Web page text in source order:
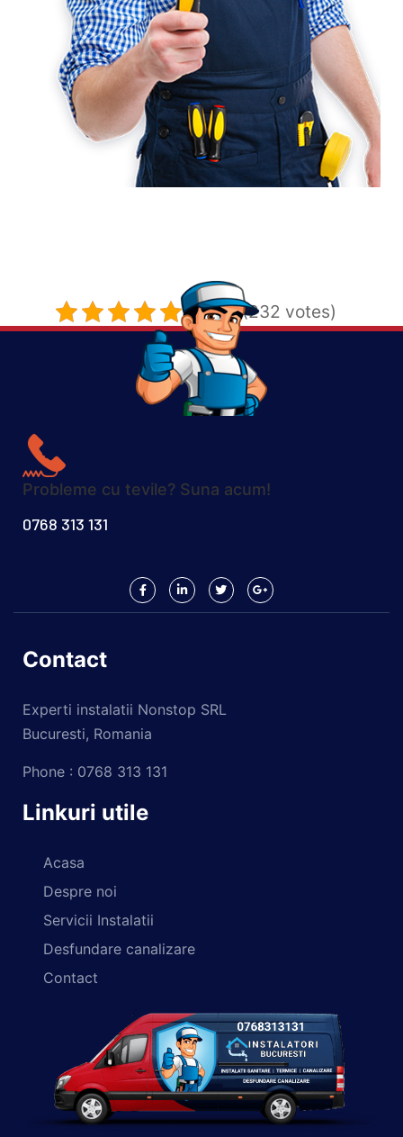
5/5 - (232 votes)
Probleme cu tevile? Suna acum!
0768 313 131
Contact
Experti instalatii Nonstop SRL
Bucuresti, Romania
Phone : 0768 313 131
Linkuri utile
Acasa
Despre noi
Servicii Instalatii
Desfundare canalizare
Contact